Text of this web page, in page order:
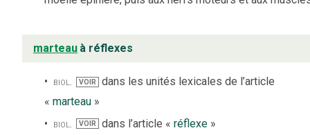
marteau à réflexes
biol. VOIR dans les unités lexicales de l’article
« marteau »
biol.
VOIR dans l’article « réflexe»